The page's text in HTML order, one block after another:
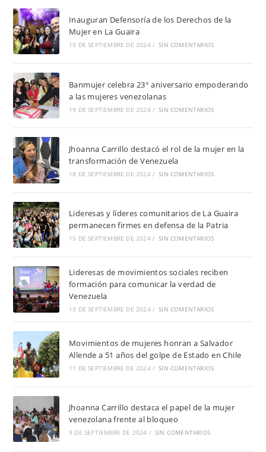
Inauguran Defensoría de los Derechos de la
Mujer en La Guaira
19 DE SEPTIEMBRE DE 2024 / SIN COMENTARIOS
Banmujer celebra 23° aniversario empoderando
a las mujeres venezolanas
19 DE SEPTIEMBRE DE 2024 / SIN COMENTARIOS
Jhoanna Carrillo destacó el rol de la mujer en la
transformación de Venezuela
18 DE SEPTIEMBRE DE 2024 / SIN COMENTARIOS
Lideresas y líderes comunitarios de La Guaira
permanecen firmes en defensa de la Patria
15 DE SEPTIEMBRE DE 2024 / SIN COMENTARIOS
Lideresas de movimientos sociales reciben
formación para comunicar la verdad de
Venezuela
13 DE SEPTIEMBRE DE 2024 / SIN COMENTARIOS
Movimientos de mujeres honran a Salvador
Allende a 51 años del golpe de Estado en Chile
11 DE SEPTIEMBRE DE 2024 / SIN COMENTARIOS
Jhoanna Carrillo destaca el papel de la mujer
venezolana frente al bloqueo
9 DE SEPTIEMBRE DE 2024 / SIN COMENTARIOS